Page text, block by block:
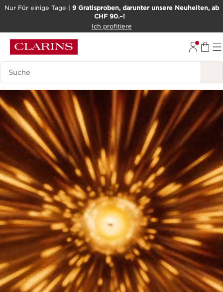
BARRIEREFREIHEITSWERKZEUG
Nur Für einige Tage | 9 Gratisproben, darunter unsere Neuheiten, ab
CHF 90.–!
Ich profitiere
Legende suchen